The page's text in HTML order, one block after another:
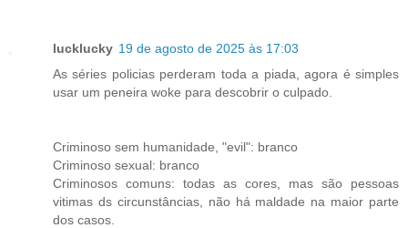
lucklucky 19 de agosto de 2025 às 17:03
As séries policias perderam toda a piada, agora é simples
usar um peneira woke para descobrir o culpado.
Criminoso sem humanidade, "evil": branco
Criminoso sexual: branco
Criminosos comuns: todas as cores, mas são pessoas
vitimas ds circunstâncias, não há maldade na maior parte
dos casos.